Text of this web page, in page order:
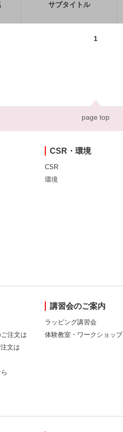
サブタイトル
1
page top
CSR・環境
CSR
環境
注文は
文は
講習会のご案内
ラッピング講習会
体験教室・ワークショップ